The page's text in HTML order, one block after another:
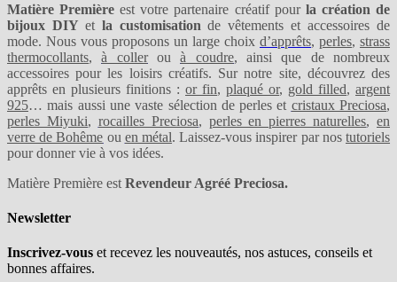
Matière Première est votre partenaire créatif pourla création de
bijoux DIY etla customisation de vêtements et accessoires de
mode. Nous vous proposons un large choix d’apprêts, perles, strass
thermocollants,à collerouà coudre, ainsi que de nombreux
accessoires pour les loisirs créatifs. Sur notre site, découvrez des
apprêts en plusieurs finitions : or fin, plaqué or, gold filled, argent
925… mais aussi une vaste sélection de perles et cristaux Preciosa,
perles Miyuki, rocailles Preciosa, perles en pierres naturelles, en
verre de Bohême ou en métal. Laissez-vous inspirer par nostutoriels
pour donner vie à vos idées.
Matière Première est Revendeur Agréé Preciosa.
Newsletter
Inscrivez-vous et recevez les nouveautés, nos astuces, conseils et
bonnes affaires.